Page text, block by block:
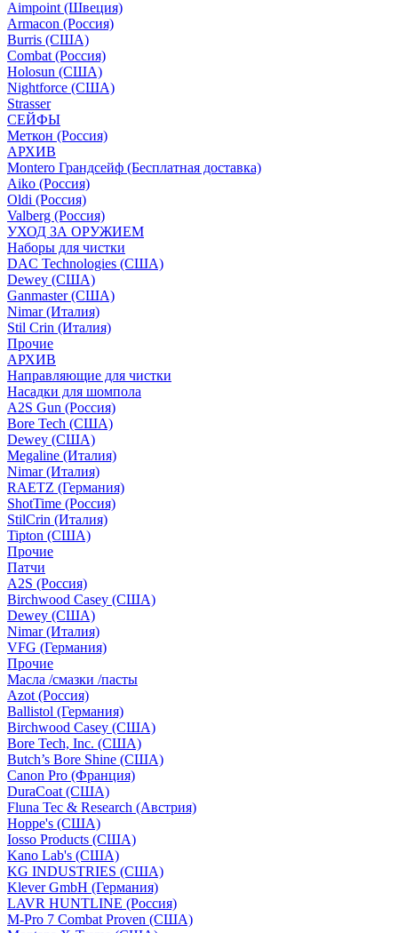
Aimpoint (Швеция)
Armacon (Россия)
Burris (США)
Combat (Россия)
Holosun (США)
Nightforce (США)
Strasser
СЕЙФЫ
Меткон (Россия)
АРХИВ
Montero Грандсейф (Бесплатная доставка)
Aiko (Россия)
Oldi (Россия)
Valberg (Россия)
УХОД ЗА ОРУЖИЕМ
Наборы для чистки
DAC Technologies (США)
Dewey (США)
Ganmaster (США)
Nimar (Италия)
Stil Crin (Италия)
Прочие
АРХИВ
Направляющие для чистки
Насадки для шомпола
A2S Gun (Россия)
Bore Tech (США)
Dewey (США)
Megaline (Италия)
Nimar (Италия)
RAETZ (Германия)
ShotTime (Россия)
StilCrin (Италия)
Tipton (США)
Прочие
Патчи
A2S (Россия)
Birchwood Casey (США)
Dewey (США)
Nimar (Италия)
VFG (Германия)
Прочие
Масла /смазки /пасты
Azot (Россия)
Ballistol (Германия)
Birchwood Casey (США)
Bore Tech, Inc. (США)
Butch’s Bore Shine (СШA)
Canon Pro (Франция)
DuraCoat (США)
Fluna Tec & Research (Австрия)
Hoppe's (США)
Iosso Products (США)
Kano Lab's (США)
KG INDUSTRIES (США)
Klever GmbH (Германия)
LAVR HUNTLINE (Россия)
M-Pro 7 Combat Proven (СШA)